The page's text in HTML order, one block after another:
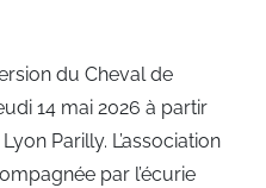
du Cheval de
14 mai 2026 à partir
Parilly. L’association
par l’écurie